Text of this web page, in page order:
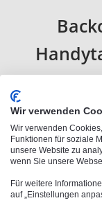
Wenn du
Smartphone
Dabei bieten wir
Handyhüllen:
Wir verwenden
Wir verwenden
Funktionen für soziale
unsere Website zu
wenn Sie unsere
Für weitere
auf „Einstellungen